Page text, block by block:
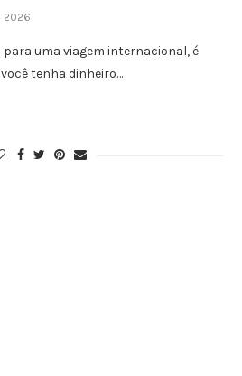
2026
uma viagem internacional, é
tenha dinheiro…